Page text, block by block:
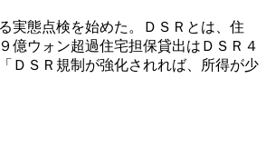
実態点検を始めた。ＤＳＲとは、住
億ウォン超過住宅担保貸出はＤＳＲ４
ＤＳＲ規制が強化されれば、所得が少